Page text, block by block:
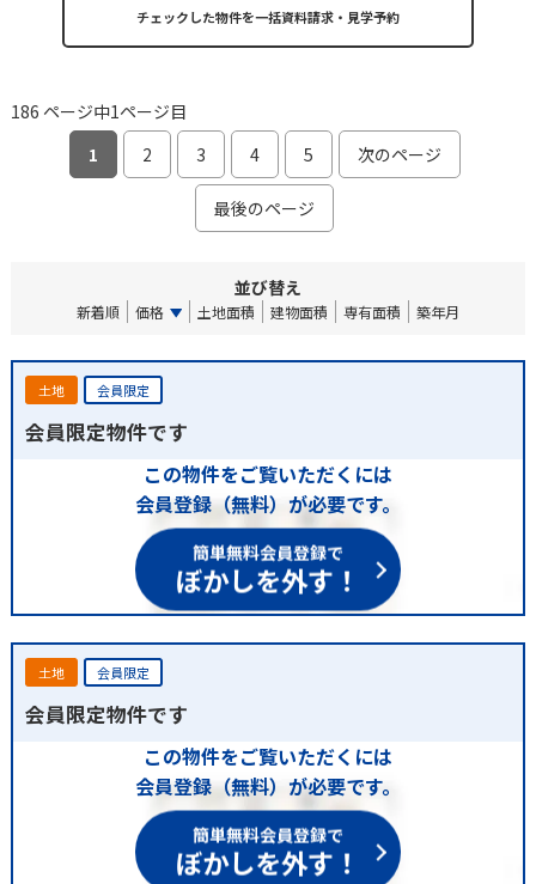
186 ページ中1ページ目
1
2 3 4 5 次のページ
最後のページ
並び替え
新着順 価格 土地面積 建物面積 専有面積 築年月
土地 会員限定
会員限定物件です
この物件をご覧いただくには
会員登録（無料）が必要です。
簡単無料会員登録で
ぼかしを外す！
土地 会員限定
会員限定物件です
この物件をご覧いただくには
会員登録（無料）が必要です。
簡単無料会員登録で
ぼかしを外す！